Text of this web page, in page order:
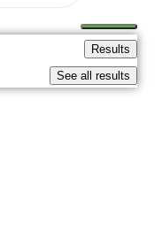
Results
See all results